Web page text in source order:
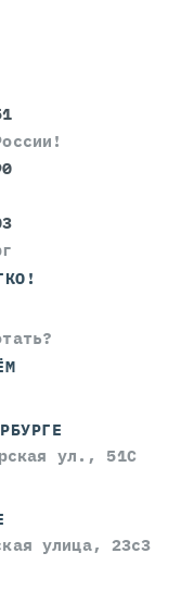
ул., 51С
улица, 23с3